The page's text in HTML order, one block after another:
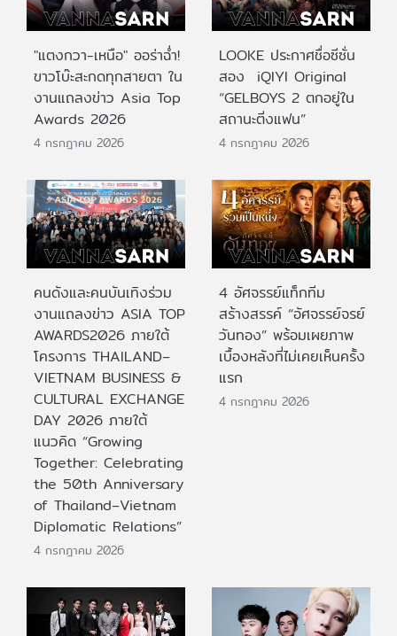
"แตงกวา-เหนือ" ออร่าฉ่ำ!
ขาวโบ๊ะสะกดทุกสายตา ใน
งานแถลงข่าว Asia Top
Awards 2026
4 กรกฎาคม 2026
LOOKE ประกาศชื่อซีซั่น
สอง iQIYI Original
“GELBOYS 2 ตกอยู่ใน
สถานะติ่งแฟน”
4 กรกฎาคม 2026
คนดังและคนบันเทิงร่วม
งานแถลงข่าว ASIA TOP
AWARDS2026 ภายใต้
โครงการ THAILAND–
VIETNAM BUSINESS &
CULTURAL EXCHANGE
DAY 2026 ภายใต้
แนวคิด “Growing
Together: Celebrating
the 50th Anniversary
of Thailand–Vietnam
Diplomatic Relations”
4 กรกฎาคม 2026
4 อัศจรรย์แท็กทีม
สร้างสรรค์ “อัศจรรย์จรย์
วันทอง” พร้อมเผยภาพ
เบื้องหลังที่ไม่เคยเห็นครั้ง
แรก
4 กรกฎาคม 2026